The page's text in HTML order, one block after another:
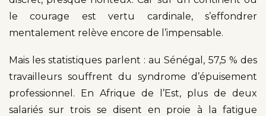
le courage est vertu cardinale, s’effondrer
mentalement relève encore de l’impensable.
Mais les statistiques parlent : au Sénégal, 57,5 % des
travailleurs souffrent du syndrome d’épuisement
professionnel. En Afrique de l’Est, plus de deux
salariés sur trois se disent en proie à la fatigue